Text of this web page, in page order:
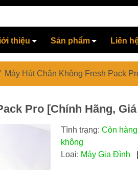
thiệu Sản phẩm Liên
Máy Hút Chân Không Fresh Pack
Pro [Chính Hãng,
Tình trạng: Còn hàng
không
Loại: Máy Gia Đình